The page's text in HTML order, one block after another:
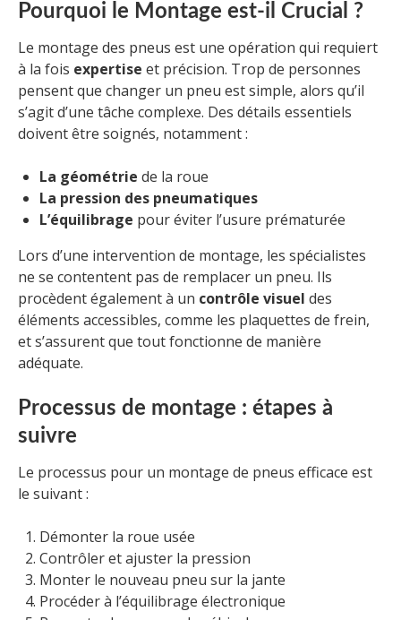
Pourquoi le Montage est-il Crucial ?
Le montage des pneus est une opération qui requiert
à la fois expertise et précision. Trop de personnes
pensent que changer un pneu est simple, alors qu’il
s’agit d’une tâche complexe. Des détails essentiels
doivent être soignés, notamment :
La géométrie de la roue
La pression des pneumatiques
L’équilibrage pour éviter l’usure prématurée
Lors d’une intervention de montage, les spécialistes
ne se contentent pas de remplacer un pneu. Ils
procèdent également à un contrôle visuel des
éléments accessibles, comme les plaquettes de frein,
et s’assurent que tout fonctionne de manière
adéquate.
Processus de montage : étapes à
suivre
Le processus pour un montage de pneus efficace est
le suivant :
Démonter la roue usée
Contrôler et ajuster la pression
Monter le nouveau pneu sur la jante
Procéder à l’équilibrage électronique